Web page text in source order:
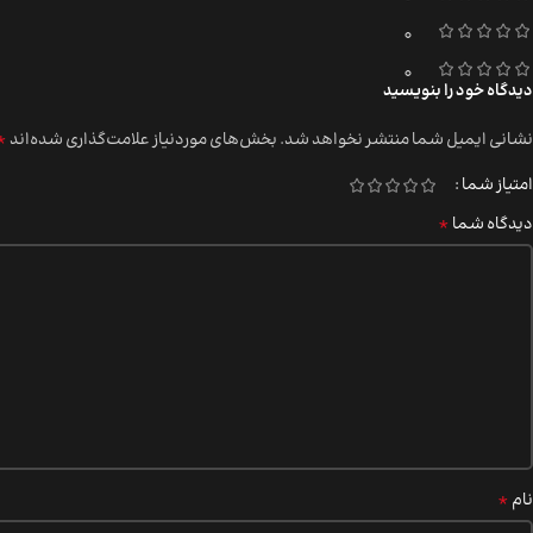
0
0
دیدگاه خود را بنویسید
نشانی ایمیل شما منتشر نخواهد شد.بخش‌های موردنیاز علامت‌گذاری شده‌اند
امتیاز شما
دیدگاه شما*
نام*